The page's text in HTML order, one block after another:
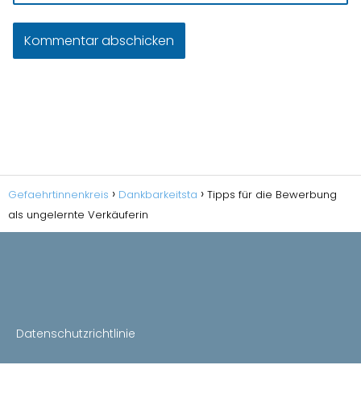
Gefaehrtinnenkreis Dankbarkeitsta
Tipps für die Bewerbung
als ungelernte Verkäuferin
Datenschutzrichtlinie